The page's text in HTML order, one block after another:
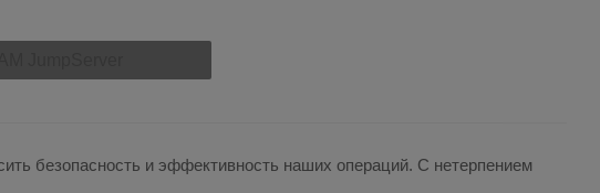
безопасность и эффективность наших операций. С нетерпением